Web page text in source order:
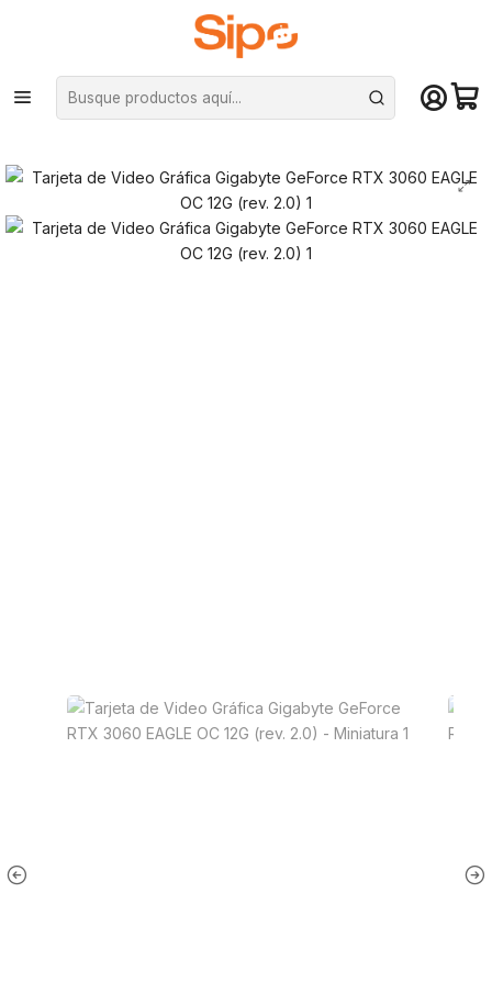
¡Compra hasta mediodía y recibe hoy! De lunes a sábado en el gran
Santiago. Envío gratis desde $29.990
Inicio Componentes PC Tarjeta de vídeo Nvidia GeForce
Tarjeta de Video Gráfica Gigabyte GeForce RTX 3060 EAGLE OC 12G
(rev. 2.0)